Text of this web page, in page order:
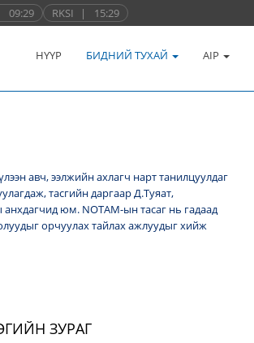
09:29 RKSI | 15:29
НҮҮР БИДНИЙ ТУХАЙ AIP
авч, ээлжийн ахлагч нарт танилцуулдаг
тасгийн даргаар Д.Туяат,
юм. NOTAM-ын тасаг нь гадаад
орчуулах тайлах ажлуудыг хийж
ЗУРАГ